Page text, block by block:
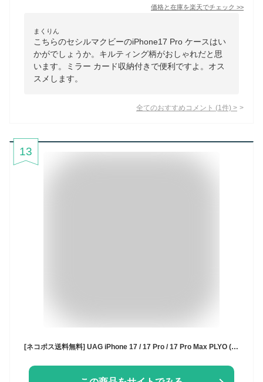
価格と在庫を楽天でチェック >>
まくりん
こちらのセシルマクビーのiPhone17 Pro ケースはい
かがでしょうか。キルティング柄がおしゃれだと思
います。ミラー カード収納付きで便利ですよ。オス
スメします。
全てのおすすめコメント (1 件) >
13
[ネコポス送料無料] UAG iPhone 17 / 17 Pro / 17 Pro Max PLYO (プライオ) ケース Ice ユーエージー (スマホケース・カバー) 2025